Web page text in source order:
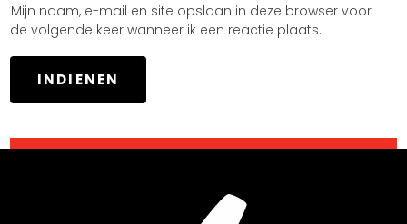
Mijn naam, e-mail en site opslaan in deze browser voor
de volgende keer wanneer ik een reactie plaats.